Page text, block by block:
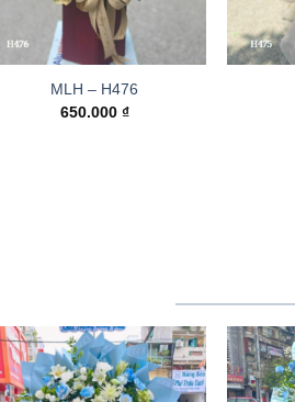
MLH – H476
650.000 ₫